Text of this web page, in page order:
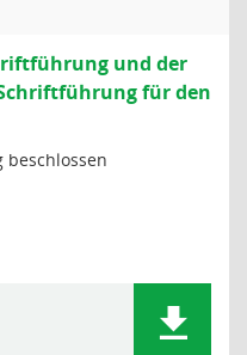
und der
für den